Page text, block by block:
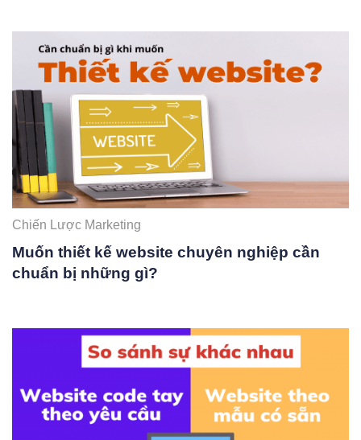
Chiến Lược Marketing
Muốn thiết kế website chuyên nghiệp cần
chuẩn bị những gì?